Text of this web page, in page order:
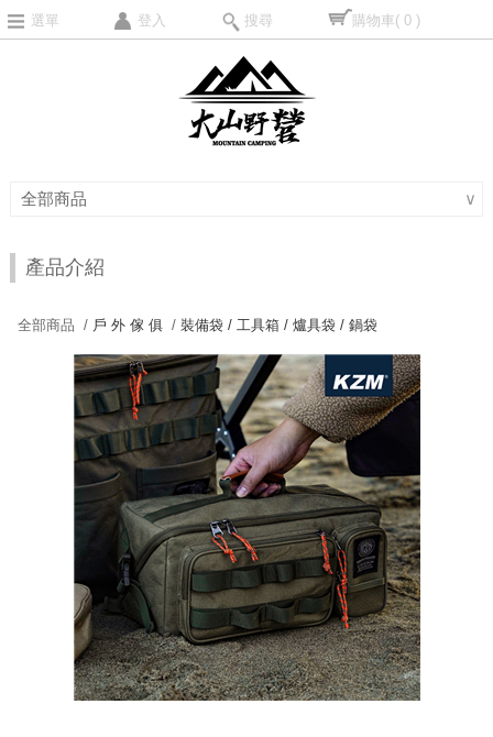
選單 登入 搜尋 購物車( 0 )
全部商品 ∨
產品介紹
全部商品 / 戶 外 傢 俱 /裝備袋 / 工具箱 / 爐具袋 / 鍋袋